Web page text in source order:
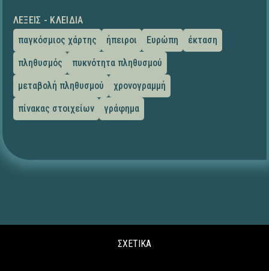
ΛΈΞΕΙΣ - ΚΛΕΙΔΙΆ
παγκόσμιος χάρτης
ήπειροι Ευρώπη
έκταση
πληθυσμός
πυκνότητα πληθυσμού
μεταβολή πληθυσμού
χρονογραμμή
πίνακας στοιχείων
γράφημα
ΣΧΕΤΙΚΑ